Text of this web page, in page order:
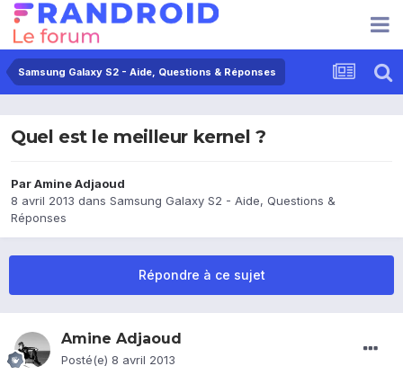
Samsung Galaxy S2 - Aide, Questions & Réponses
Quel est le meilleur kernel ?
ParAmine Adjaoud
8 avril 2013 dans Samsung Galaxy S2 - Aide, Questions &
Réponses
Répondre à ce sujet
Amine Adjaoud
Posté(e) 8 avril 2013